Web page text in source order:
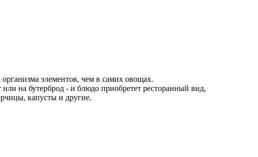
элементов, чем в самих овощах.
на бутерброд - и блюдо приобретет ресторанный вид,
капусты и другие.